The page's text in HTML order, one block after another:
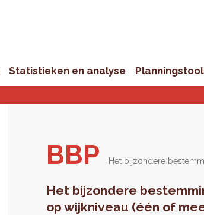
Statistieken en analyse
BBP Het bijzondere
Het bijzondere
op wijkniveau (één of